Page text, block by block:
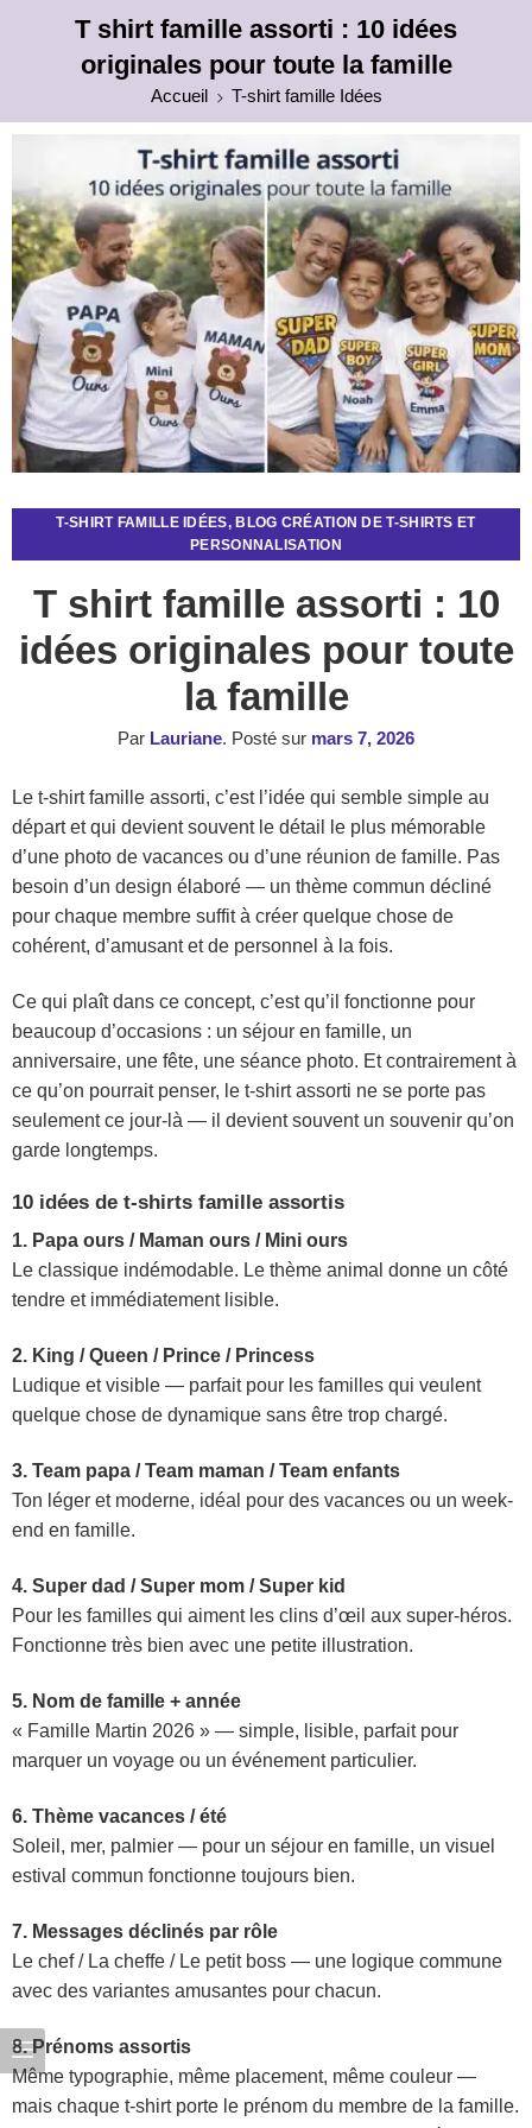
T shirt famille assorti : 10 idées
originales pour toute la famille
Accueil T-shirt famille Idées
T-SHIRT FAMILLE IDÉES, BLOG CRÉATION DE T-SHIRTS ET
PERSONNALISATION
T shirt famille assorti : 10
idées originales pour toute
la famille
Par Lauriane. Posté sur mars 7, 2026
Le t-shirt famille assorti, c’est l’idée qui semble simple au
départ et qui devient souvent le détail le plus mémorable
d’une photo de vacances ou d’une réunion de famille. Pas
besoin d’un design élaboré — un thème commun décliné
pour chaque membre suffit à créer quelque chose de
cohérent, d’amusant et de personnel à la fois.
Ce qui plaît dans ce concept, c’est qu’il fonctionne pour
beaucoup d’occasions : un séjour en famille, un
anniversaire, une fête, une séance photo. Et contrairement à
ce qu’on pourrait penser, le t-shirt assorti ne se porte pas
seulement ce jour-là — il devient souvent un souvenir qu’on
garde longtemps.
10 idées de t-shirts famille assortis
1. Papa ours / Maman ours / Mini ours
Le classique indémodable. Le thème animal donne un côté
tendre et immédiatement lisible.
2. King / Queen / Prince / Princess
Ludique et visible — parfait pour les familles qui veulent
quelque chose de dynamique sans être trop chargé.
3. Team papa / Team maman / Team enfants
Ton léger et moderne, idéal pour des vacances ou un week-
end en famille.
4. Super dad / Super mom / Super kid
Pour les familles qui aiment les clins d’œil aux super-héros.
Fonctionne très bien avec une petite illustration.
5. Nom de famille + année
« Famille Martin 2026 » — simple, lisible, parfait pour
marquer un voyage ou un événement particulier.
6. Thème vacances / été
Soleil, mer, palmier — pour un séjour en famille, un visuel
estival commun fonctionne toujours bien.
7. Messages déclinés par rôle
Le chef / La cheffe / Le petit boss — une logique commune
avec des variantes amusantes pour chacun.
8. Prénoms assortis
Même typographie, même placement, même couleur —
mais chaque t-shirt porte le prénom du membre de la famille.